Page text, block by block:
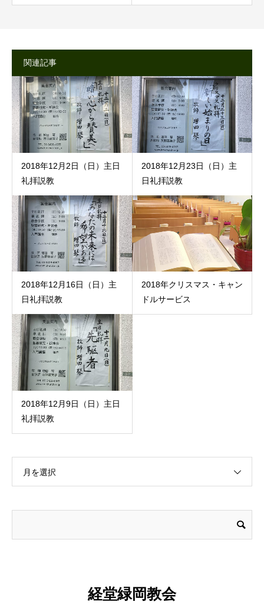
関連記事
2018年12月2日（日）主日
礼拝説教
2018年12月23日（日）主
日礼拝説教
2018年12月16日（日）主
日礼拝説教
2018年クリスマス・キャン
ドルサービス
2018年12月9日（日）主日
礼拝説教
月を選択
経堂緑岡教会